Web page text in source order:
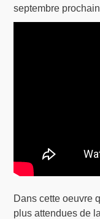
septembre
Dans cette oeuvre
plus attendues de